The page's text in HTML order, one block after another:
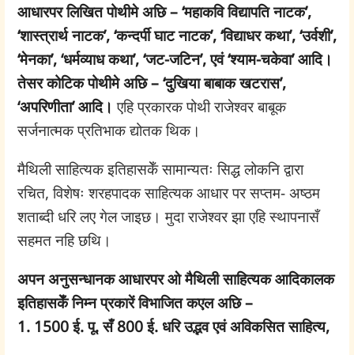
आधारपर लिखित पोथीमे अछि – ‘महाकवि विद्यापति नाटक’,
‘शास्त्रार्थ नाटक’, ‘कन्दर्पी घाट नाटक’, ‘विद्याधर कथा’, ‘उर्वशी’,
‘मेनका’, ‘धर्मव्याध कथा’, ‘जट-जटिन’, एवं ‘श्याम-चकेवा’ आदि।
तेसर कोटिक पोथीमे अछि – ‘दुखिया बाबाक खटरास’,
‘अपरिणीता’ आदि। एहि प्रकारक पोथी राजेश्वर बाबूक
सर्जनात्मक प्रतिभाक द्योतक थिक।
मैथिली साहित्यक इतिहासकेँ सामान्यतः सिद्ध लोकनि द्वारा
रचित, विशेषः शरहपादक साहित्यक आधार पर सप्तम- अष्ठम
शताब्दी धरि लए गेल जाइछ। मुदा राजेश्वर झा एहि स्थापनासँ
सहमत नहि छथि।
अपन अनुसन्धानक आधारपर ओ मैथिली साहित्यक आदिकालक
इतिहासकेँ निम्न प्रकारें विभाजित कएल अछि –
1. 1500 ई. पू. सँ 800 ई. धरि उद्भव एवं अविकसित साहित्य,